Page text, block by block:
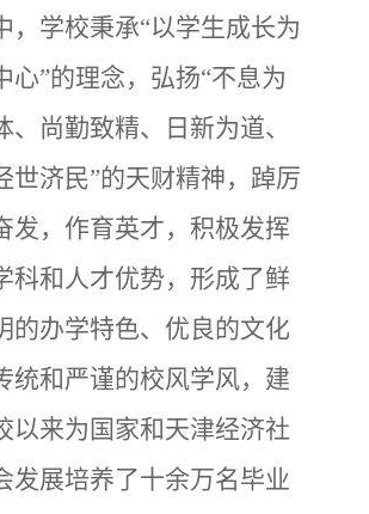
，学校秉承“以学生成长为
心”的理念，弘扬“不息为
、尚勤致精、日新为道、
世济民”的天财精神，踔厉
发，作育英才，积极发挥
科和人才优势，形成了鲜
的办学特色、优良的文化
统和严谨的校风学风，建
以来为国家和天津经济社
发展培养了十余万名毕业